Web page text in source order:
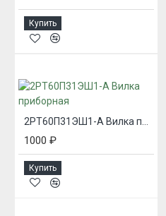
Купить
1000 ₽
Купить